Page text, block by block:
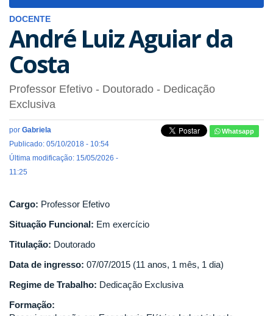
DOCENTE
André Luiz Aguiar da
Costa
Professor Efetivo - Doutorado - Dedicação
Exclusiva
por Gabriela
Publicado: 05/10/2018 - 10:54
Última modificação: 15/05/2026 -
11:25
Whatsapp
Cargo: Professor Efetivo
Situação Funcional: Em exercício
Titulação: Doutorado
Data de ingresso: 07/07/2015 (11 anos, 1 mês, 1 dia)
Regime de Trabalho: Dedicação Exclusiva
Formação: